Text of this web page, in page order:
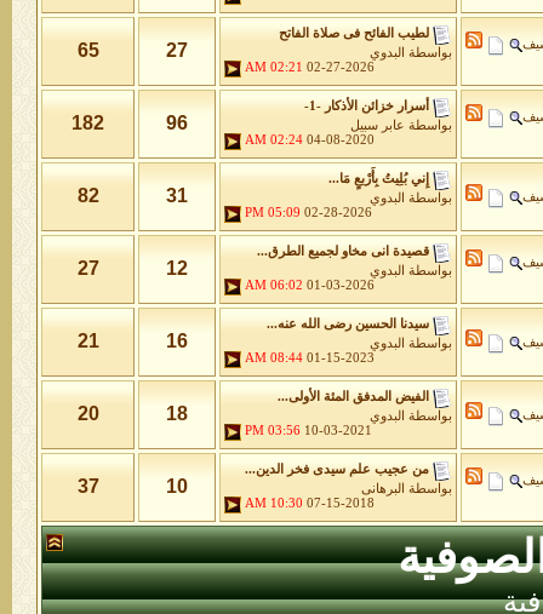
لطيب الفائح فى صلاة الفاتح
بواسطة
البدوي
02-27-2026
02:21 AM
27
65
أسرار خزائن اﻷذكار -1-
بواسطة عابر سبيل
04-08-2020
02:24 AM
96
182
إِني بُلِيتُ بِأَرْبعٍ مَا...
بواسطة
البدوي
02-28-2026
05:09 PM
31
82
قصيدة انى مخاو لجميع الطرق...
بواسطة
البدوي
01-03-2026
06:02 AM
12
27
سيدنا الحسين رضى الله عنه...
بواسطة
البدوي
01-15-2023
08:44 AM
16
21
الفيض المدفق المئة الأولى...
بواسطة
البدوي
10-03-2021
03:56 PM
18
20
من عجيب علم سيدى فخر الدين...
بواسطة
البرهانى
07-15-2018
10:30 AM
10
37